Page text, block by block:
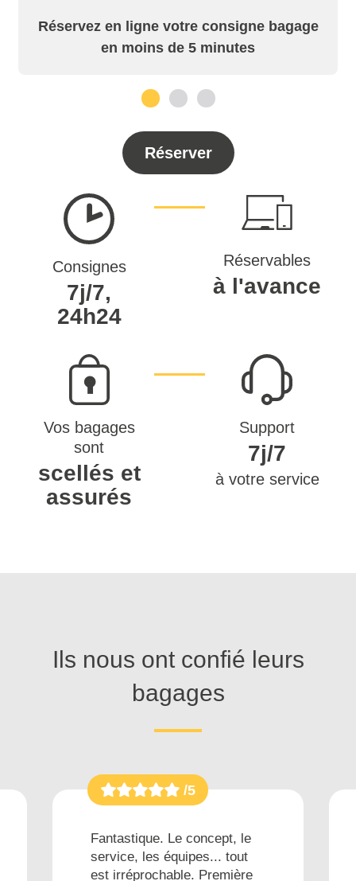
Réservez en ligne votre consigne bagage
en moins de 5 minutes
Réserver
Consignes
7j/7,
24h24
Réservables
à l'avance
Vos bagages
sont
scellés et
assurés
Support
7j/7
à votre service
Ils nous ont confié leurs
bagages
/5
Fantastique. Le concept, le
service, les équipes... tout
est irréprochable. Première